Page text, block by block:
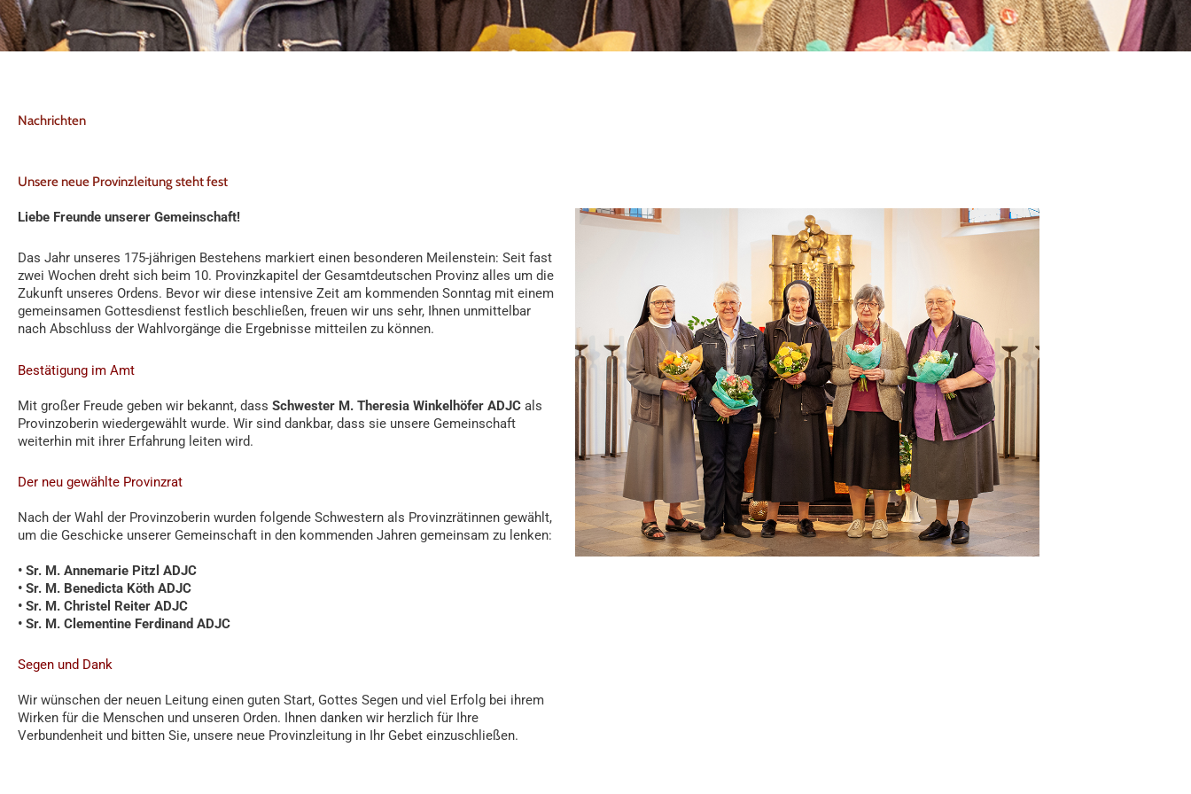
Nachrichten
Unsere neue Provinzleitung steht fest
Liebe Freunde unserer Gemeinschaft!
Das Jahr unseres 175-jährigen Bestehens markiert einen besonderen Meilenstein: Seit fast
zwei Wochen dreht sich beim 10. Provinzkapitel der Gesamtdeutschen Provinz alles um die
Zukunft unseres Ordens. Bevor wir diese intensive Zeit am kommenden Sonntag mit einem
gemeinsamen Gottesdienst festlich beschließen, freuen wir uns sehr, Ihnen unmittelbar
nach Abschluss der Wahlvorgänge die Ergebnisse mitteilen zu können.
Bestätigung im Amt
Mit großer Freude geben wir bekannt, dass Schwester M. Theresia Winkelhöfer ADJC als
Provinzoberin wiedergewählt wurde. Wir sind dankbar, dass sie unsere Gemeinschaft
weiterhin mit ihrer Erfahrung leiten wird.
Der neu gewählte Provinzrat
Nach der Wahl der Provinzoberin wurden folgende Schwestern als Provinzrätinnen gewählt,
um die Geschicke unserer Gemeinschaft in den kommenden Jahren gemeinsam zu lenken:
• Sr. M. Annemarie Pitzl ADJC
• Sr. M. Benedicta Köth ADJC
• Sr. M. Christel Reiter ADJC
• Sr. M. Clementine Ferdinand ADJC
Segen und Dank
Wir wünschen der neuen Leitung einen guten Start, Gottes Segen und viel Erfolg bei ihrem
Wirken für die Menschen und unseren Orden. Ihnen danken wir herzlich für Ihre
Verbundenheit und bitten Sie, unsere neue Provinzleitung in Ihr Gebet einzuschließen.